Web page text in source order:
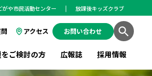
がや市民活動センター 放課後キッズクラブ
アクセス お問い合わせ
ご検討の方 広報誌 採用情報